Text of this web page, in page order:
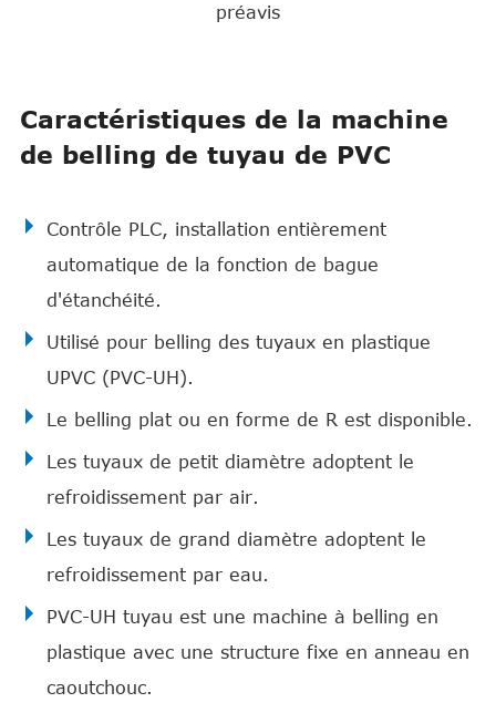
préavis
Caractéristiques de la machine
de belling de tuyau de PVC
Contrôle PLC, installation entièrement
automatique de la fonction de bague
d'étanchéité.
Utilisé pour belling des tuyaux en plastique
UPVC (PVC-UH).
Le belling plat ou en forme de R est disponible.
Les tuyaux de petit diamètre adoptent le
refroidissement par air.
Les tuyaux de grand diamètre adoptent le
refroidissement par eau.
PVC-UH tuyau est une machine à belling en
plastique avec une structure fixe en anneau en
caoutchouc.